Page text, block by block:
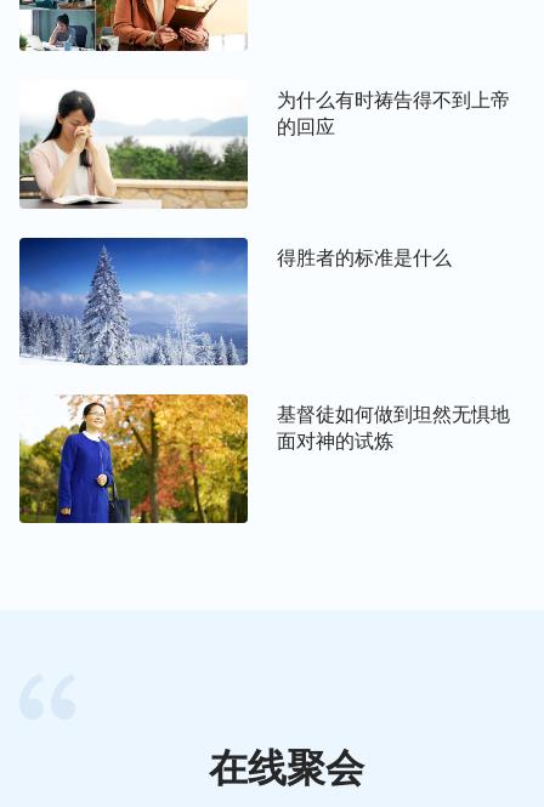
果我们不变成小孩子的样式，心里满了诡诈，作工侍
奉竟跟神搞交易，为得福、得冠冕，为满足个人的野
造之物的本分了，而是利用神，这样的作工侍奉又怎
能得到神称许呢？揣摩到这儿，我们就知道神为啥要
求我们变成小孩子的样式了。神喜欢诚实人，诚实的
人跟神是一条心，没有这些悖逆抵挡，是与神相合的
人，这样的人才能进神的国。因为神的实质是圣洁
的，神没有弯曲诡诈的性情，神的国也不允许带着撒
但败坏性情的人进去，这是神的实质决定的。所以神
希望我们都能追求真理，脱去这些撒但败坏性情，能
神的祝福。我们越这样揣摩，对主的话越明白，在现
实生活中也知道咋实行主的话，这样我们与主的关系
就越近，这也是把心安静在神面前达到的果效。
足主。比如，晚上睡觉前，咱们躺在床上的时候，心
里可以揣摩揣摩，这一天当中或者在过去的岁月里，
为什么有时祷告得不到上帝
的回应
得胜者的标准是什么
基督徒如何做到坦然无惧地
面对神的试炼
在线聚会